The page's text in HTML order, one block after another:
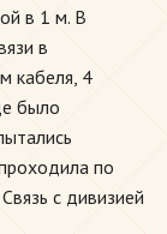
в 1 м. В
в
кабеля, 4
было
по
с дивизией